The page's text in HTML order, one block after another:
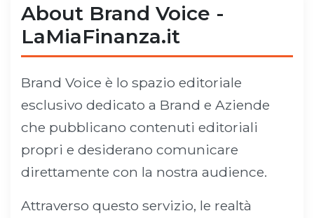
About Brand Voice -
LaMiaFinanza.it
Brand Voice è lo spazio editoriale
esclusivo dedicato a Brand e Aziende
che pubblicano contenuti editoriali
propri e desiderano comunicare
direttamente con la nostra audience.
Attraverso questo servizio, le realtà